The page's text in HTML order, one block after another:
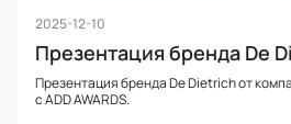
2025-12-10
Презентация бренда De
Презентация бренда De Dietrich от
с ADD AWARDS.